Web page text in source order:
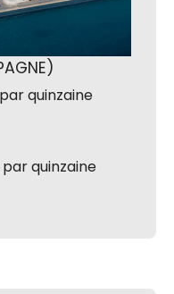
quinzaine
quinzaine